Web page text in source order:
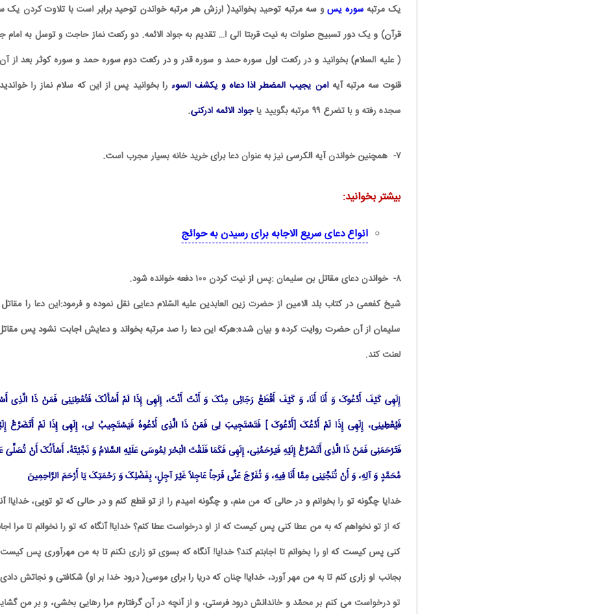
یک مرتبهسوره یسو سه مرتبه توحید بخوانید( ارزش هر مرتبه خواندن توحید برابر است با تلاوت کردن یک
قرآن) و یک دور تسبیح صلوات به نیت قربتا الی ا… تقدیم به جواد الائمه. دو رکعت نماز حاجت و توسل به امام
( علیه السلام) بخوانید و در رکعت اول سوره حمد و سوره قدر و در رکعت دوم سوره حمد و سوره کوثر بعد از
قنوت سه مرتبه آیهامن یجیب المضطر اذا دعاه و یکشف السوء را بخوانید پس از این که سلام نماز را
سجده رفته و با تضرع ۹۹ مرتبه بگویید یا
جواد الائمه ادرکنی.
۷- همچنین خواندن آیه الکرسی نیز به عنوان دعا برای خرید خانه بسیار مجرب است.
بیشتر بخوانید:
انواع دعای سریع الاجابه برای رسیدن به حوائج
۸- خواندن دعای مقاتل بن سلیمان :پس از نیت کردن ۱۰۰ دفعه خوانده شود.
شیخ کفعمى در کتاب بلد الامین از حضرت زین العابدین علیه السّلام دعایى نقل نموده و فرمود:این دعا را
سلیمان از آن حضرت روایت کرده و بیان شده:هرکه این دعا را صد مرتبه بخواند و دعایش اجابت نشود پس
لعنت کند.
إِلَهِی کَیْفَ أَدْعُوکَ وَ أَنَا أَنَا، وَ کَیْفَ أَقْطَعُ رَجَائِی مِنْکَ وَ أَنْتَ أَنْتَ، إِلَهِی إِذَا لَمْ أَسْأَلْکَ فَتُعْطِیَنِی فَمَنْ ذَا الَّذِی
فَیُعْطِینِی، إِلَهِی إِذَا لَمْ أَدْعُکَ [أَدْعُوکَ ] فَتَسْتَجِیبَ لِی فَمَنْ ذَا الَّذِی أَدْعُوهُ فَیَسْتَجِیبُ لِی، إِلَهِی إِذَا لَمْ أَتَضَرَّعْ
فَتَرْحَمَنِی فَمَنْ ذَا الَّذِی أَتَضَرَّعُ إِلَیْهِ فَیَرْحَمُنِی، إِلَهِی فَکَمَا فَلَقْتَ الْبَحْرَ لِمُوسَى عَلَیْهِ السَّلامُ وَ نَجَّیْتَهُ، أَسْأَلُکَ أَنْ تُصَلِّیَ
مُحَمَّدٍ وَ آلِهِ، وَ أَنْ تُنَجِّیَنِی مِمَّا أَنَا فِیهِ، وَ تُفَرِّجَ عَنِّی فَرَجاً عَاجِلاً غَیْرَ آجِلٍ، بِفَضْلِکَ وَ رَحْمَتِکَ یَا أَرْحَمَ الرَّاحِمِینَ
خدایا چگونه تو را بخوانم و در حالی که من منم، و چگونه امیدم را از تو قطع کنم و در حالی که تو تویی، خدایا!
که از تو نخواهم که به من عطا کنی پس کیست که از او درخواست عطا کنم؟ خدایا! آنگاه که تو را نخوانم تا مرا
کنی پس کیست که او را بخوانم تا اجابتم کند؟ خدایا! آنگاه که بسوی تو زاری نکنم تا به من مهرآوری پس
بجانب او زاری کنم تا به من مهر آورد، خدایا! چنان که دریا را برای موسی( درود خدا بر او) شکافتی و نجاتش
تو درخواست می کنم بر محمّد و خاندانش درود فرستی، و از آنچه در آن گرفتارم مرا رهایی بخشی، و بر من